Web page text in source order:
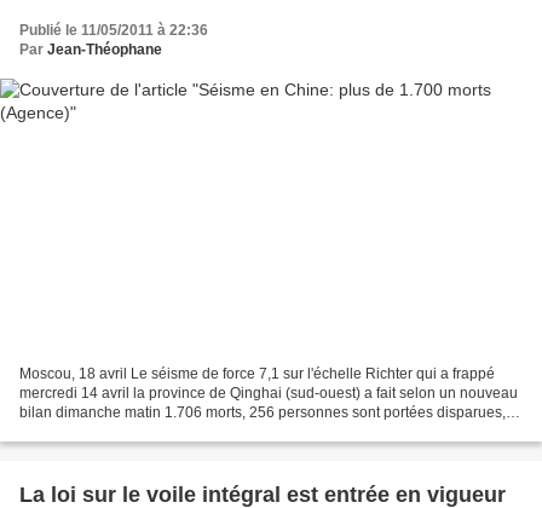
Publié le 11/05/2011 à 22:36
Par Jean-Théophane
Moscou, 18 avril Le séisme de force 7,1 sur l'échelle Richter qui a frappé
mercredi 14 avril la province de Qinghai (sud-ouest) a fait selon un nouveau
bilan dimanche matin 1.706 morts, 256 personnes sont portées disparues, a
La loi sur le voile intégral est entrée en vigueur